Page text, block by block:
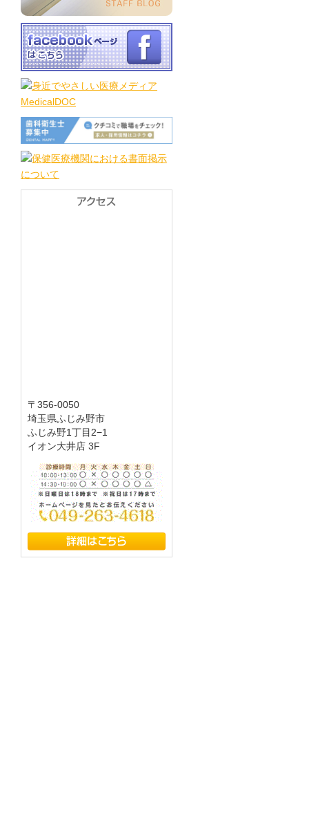
〒356-0050
埼玉県ふじみ野市
ふじみ野1丁目2−1
イオン大井店 3F